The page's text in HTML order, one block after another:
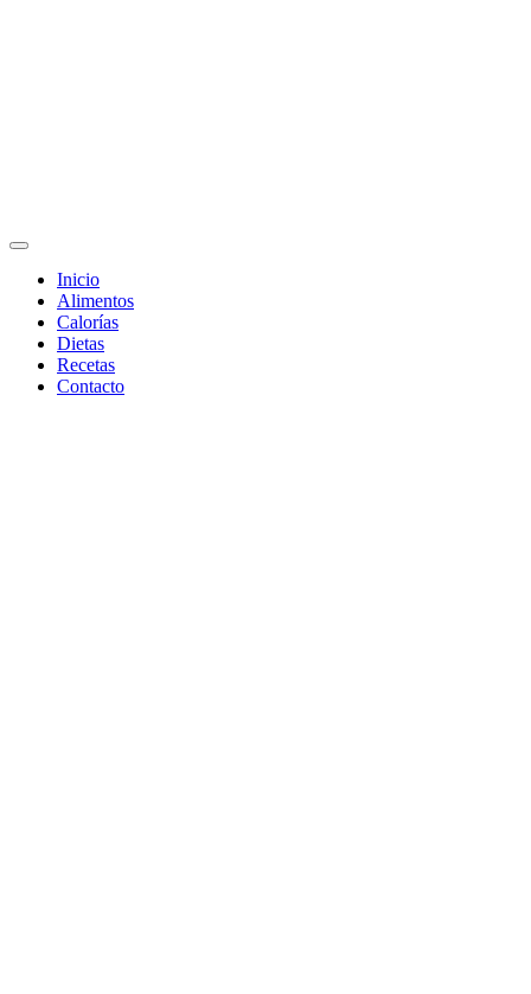
Adelgaza con en tu linea-
alimentos saludables
Inicio
Alimentos
Calorías
Dietas
Recetas
Contacto